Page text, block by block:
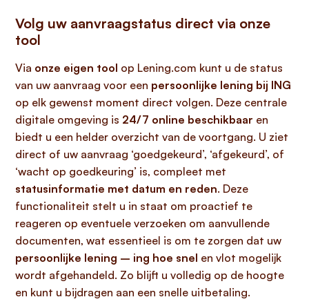
Volg uw aanvraagstatus direct via onze
tool
Via onze eigen tool op Lening.com kunt u de status
van uw aanvraag voor een persoonlijke lening bij ING
op elk gewenst moment direct volgen. Deze centrale
digitale omgeving is 24/7 online beschikbaar en
biedt u een helder overzicht van de voortgang. U ziet
direct of uw aanvraag ‘goedgekeurd’, ‘afgekeurd’, of
‘wacht op goedkeuring’ is, compleet met
statusinformatie met datum en reden. Deze
functionaliteit stelt u in staat om proactief te
reageren op eventuele verzoeken om aanvullende
documenten, wat essentieel is om te zorgen dat uw
persoonlijke lening – ing hoe snel en vlot mogelijk
wordt afgehandeld. Zo blijft u volledig op de hoogte
en kunt u bijdragen aan een snelle uitbetaling.